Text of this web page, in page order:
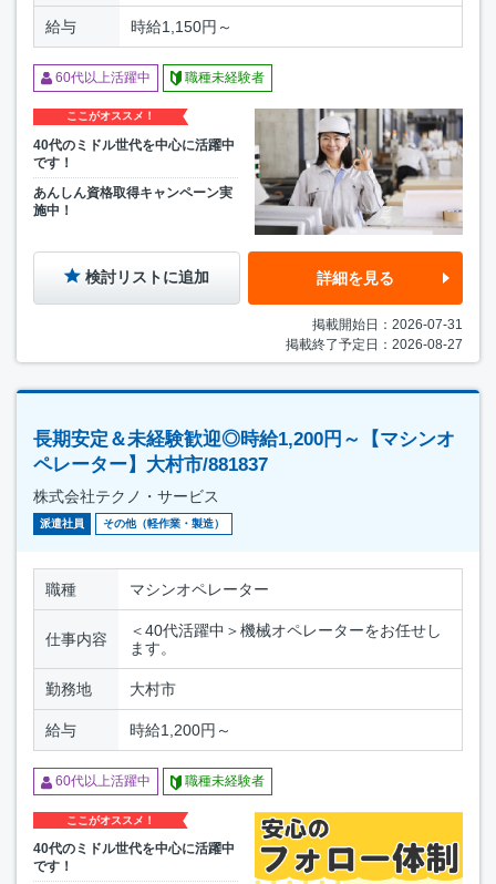
給与 時給1,150円～
60代以上活躍中 職種未経験者
ここがオススメ！
40代のミドル世代を中心に活躍中
です！
あんしん資格取得キャンペーン実
施中！
検討リストに追加 詳細を見る
掲載開始日：2026-07-31
掲載終了予定日：2026-08-27
長期安定＆未経験歓迎◎時給1,200円～【マシンオ
ペレーター】大村市/881837
株式会社テクノ・サービス
派遣社員 その他（軽作業・製造）
職種 マシンオペレーター
仕事内容
＜40代活躍中＞機械オペレーターをお任せし
ます。
勤務地 大村市
給与 時給1,200円～
60代以上活躍中 職種未経験者
ここがオススメ！
40代のミドル世代を中心に活躍中
です！